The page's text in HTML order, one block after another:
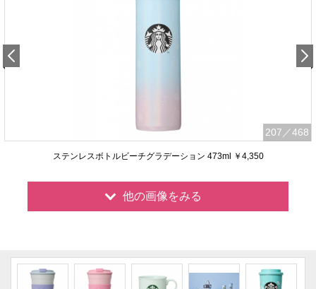
207 ／468
ステンレスボトルビーチグラデーション 473ml ￥4,350
他の画像をみる